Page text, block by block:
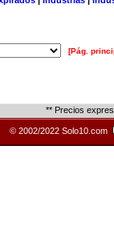
[Pág.
** Precios
© 2002/2022 Solo10.com